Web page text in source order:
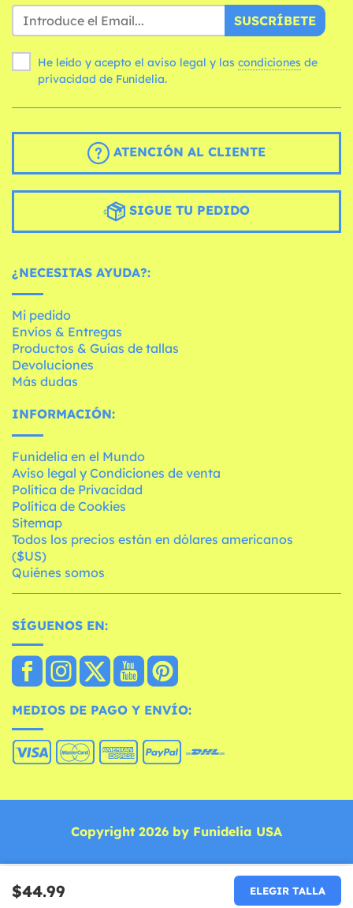
$44.99 ELEGIR TALLA
SUSCRÍBETE
He leído y acepto el aviso legal y las condiciones
privacidad de Funidelia.
ATENCIÓN AL CLIENTE
SIGUE TU PEDIDO
¿NECESITAS AYUDA?:
Mi pedido
Envíos & Entregas
Productos & Guías de tallas
Devoluciones
Más dudas
INFORMACIÓN:
Funidelia en el Mundo
Aviso legal y Condiciones de venta
Política de Privacidad
Política de Cookies
Sitemap
Todos los precios están en dólares americanos
($US)
Quiénes somos
SÍGUENOS EN:
MEDIOS DE PAGO Y ENVÍO:
Copyright 2026 by Funidelia USA